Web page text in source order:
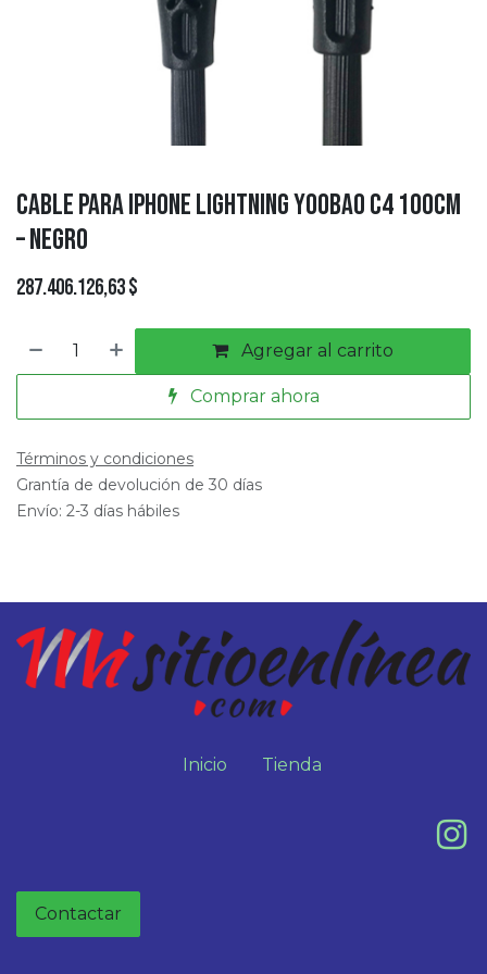
Cable para Iphone Lightning Yoobao C4 100cm
– Negro
287.406.126,63$
Agregar al carrito
Comprar ahora
Términos y condiciones
Grantía de devolución de 30 días
Envío: 2-3 días hábiles
Inicio Tienda
Contactar